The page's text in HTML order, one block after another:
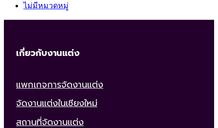
ไม่มีหมวดหมู่
เกี่ยวกับงานแต่ง
แพกเกจการจัดงานแต่ง
จัดงานแต่งในเชียงใหม่
สถานที่จัดงานแต่ง